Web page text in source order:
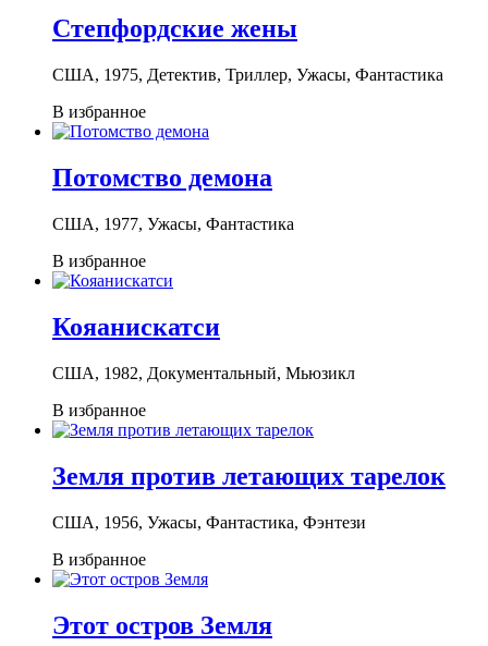
Степфордские жены
США, 1975, Детектив, Триллер, Ужасы, Фантастика
В избранное
Потомство демона
США, 1977, Ужасы, Фантастика
В избранное
Кояанискатси
США, 1982, Документальный, Мьюзикл
В избранное
Земля против летающих тарелок
США, 1956, Ужасы, Фантастика, Фэнтези
В избранное
Этот остров Земля